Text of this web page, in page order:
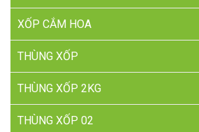
XỐP CẮM HOA
THÙNG XỐP
THÙNG XỐP 2KG
THÙNG XỐP 02